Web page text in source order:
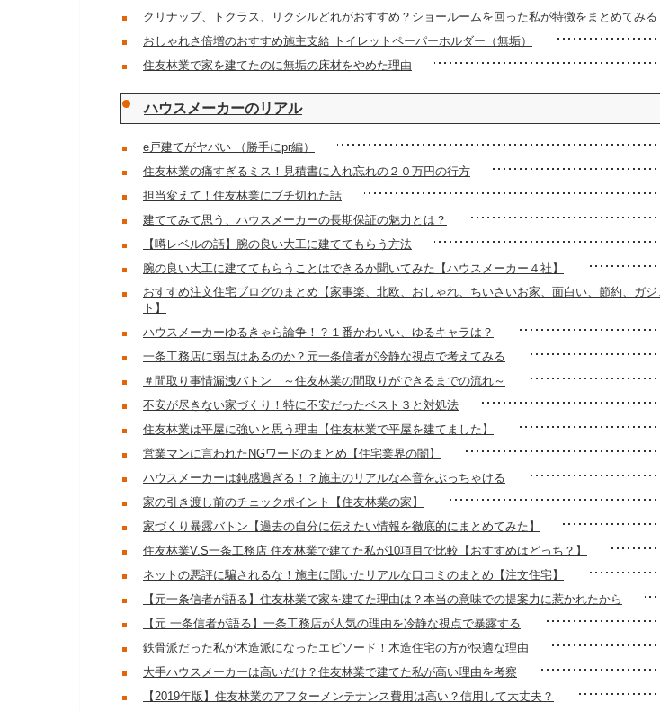
クリナップ、トクラス、リクシルどれがおすすめ？ショールームを回った私が特徴をまとめてみる
おしゃれさ倍増のおすすめ施主支給 トイレットペーパーホルダー（無垢）
住友林業で家を建てたのに無垢の床材をやめた理由
ハウスメーカーのリアル
e戸建てがヤバい （勝手にpr編）
住友林業の痛すぎるミス！見積書に入れ忘れの２０万円の行方
担当変えて！住友林業にブチ切れた話
建ててみて思う、ハウスメーカーの長期保証の魅力とは？
【噂レベルの話】腕の良い大工に建ててもらう方法
腕の良い大工に建ててもらうことはできるか聞いてみた【ハウスメーカー４社】
おすすめ注文住宅ブログのまとめ【家事楽、北欧、おしゃれ、ちいさいお家、面白い、節約、ガジ
ト】
ハウスメーカーゆるきゃら論争！？１番かわいい、ゆるキャラは？
一条工務店に弱点はあるのか？元一条信者が冷静な視点で考えてみる
＃間取り事情漏洩バトン ～住友林業の間取りができるまでの流れ～
不安が尽きない家づくり！特に不安だったベスト３と対処法
住友林業は平屋に強いと思う理由【住友林業で平屋を建てました】
営業マンに言われたNGワードのまとめ【住宅業界の闇】
ハウスメーカーは鈍感過ぎる！？施主のリアルな本音をぶっちゃける
家の引き渡し前のチェックポイント【住友林業の家】
家づくり暴露バトン【過去の自分に伝えたい情報を徹底的にまとめてみた】
住友林業V.S一条工務店 住友林業で建てた私が10項目で比較【おすすめはどっち？】
ネットの悪評に騙されるな！施主に聞いたリアルな口コミのまとめ【注文住宅】
【元一条信者が語る】住友林業で家を建てた理由は？本当の意味での提案力に惹かれたから
【元 一条信者が語る】一条工務店が人気の理由を冷静な視点で暴露する
鉄骨派だった私が木造派になったエピソード！木造住宅の方が快適な理由
大手ハウスメーカーは高いだけ？住友林業で建てた私が高い理由を考察
【2019年版】住友林業のアフターメンテナンス費用は高い？信用して大丈夫？